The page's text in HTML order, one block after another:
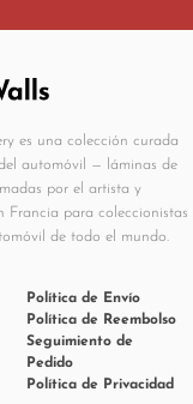
es una colección curada
automóvil — láminas de
por el artista y
Francia para coleccionistas
de todo el mundo.
Política de Envío
Política de Reembolso
Seguimiento de
Pedido
Política de Privacidad